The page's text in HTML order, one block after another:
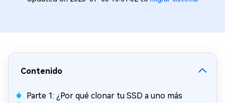
Contenido
Parte 1: ¿Por qué clonar tu SSD a uno más